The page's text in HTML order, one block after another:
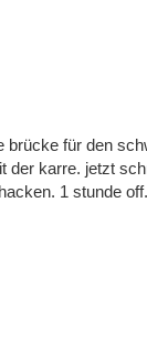
brücke für den
der karre. jetzt
1 stunde off.